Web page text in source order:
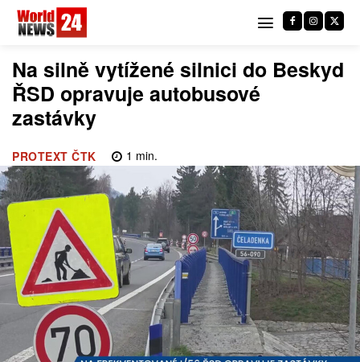
Na silně vytížené silnici do Beskyd
ŘSD opravuje autobusové
zastávky
PROTEXT ČTK 1 min.